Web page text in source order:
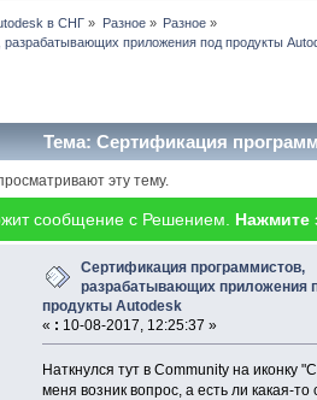
в СНГ » Разное» Разное»
приложения под продукты
Тема: Сертификация
(Прочитано 40693 раз)
эту тему.
сообщение с Решением. Нажмите
Сертификация программистов,
разрабатывающих приложения
продукты Autodesk
« : 10-08-2017, 12:25:37 »
Наткнулся тут в Community на иконку
меня возник вопрос, а есть ли какая-